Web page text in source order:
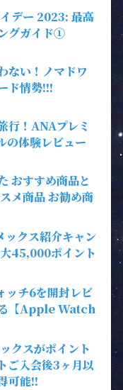
デー 2023: 最高
グガイド①
ない！ノマドワ
ド情勢!!!
行！ANAプレミ
の体験レビュー
おすすめ商品と
メ商品 お勧め商
クス紹介キャン
45,000ポイント
ッチ6を開封レビ
【Apple Watch
クスがポイント
ご入会後3ヶ月以
可能!!